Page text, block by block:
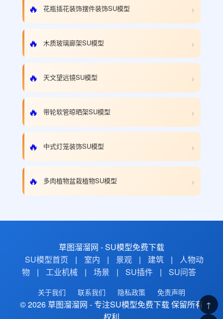
🔥 花瓶插花装饰摆件装饰SU模型 ›
🔥 木质玻璃廊架SU模型 ›
🔥 天文望远镜SU模型 ›
🔥 带轮软管晾晒架SU模型 ›
🔥 中式灯笼装饰SU模型 ›
🔥 多肉植物盆栽植物SU模型 ›
草图溜溜网 - SU模型免费下载
SU模型首页
| 室内 | 景观 | 建筑 |
人物动
物
| 工业机械 | 场景 | SU插件 | SU问答
关于我们 联系我们 隐私政策 免责声明
© 2026 草图溜溜网 - 专注SU模型免费下载 保留所有
权利
↑